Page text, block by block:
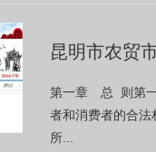
昆明市农贸
第一章 总 则第一
者和消费者的合
所...